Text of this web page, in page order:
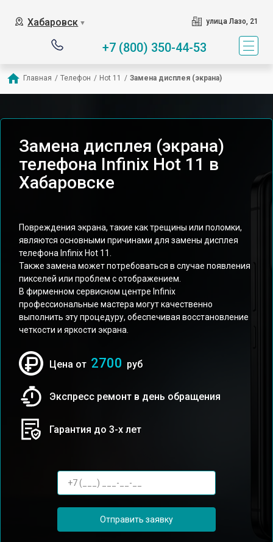
Хабаровск ▼ улица Лазо, 21
+7 (800) 350-44-53
Главная / Телефон / Hot 11 / Замена дисплея (экрана)
Замена дисплея (экрана)
телефона Infinix Hot 11 в
Хабаровске
Повреждения экрана, такие как трещины или поломки,
являются основными причинами для замены дисплея
телефона Infinix Hot 11.
Также замена может потребоваться в случае появления
пикселей или проблем с отображением.
В фирменном сервисном центре Infinix
профессиональные мастера могут качественно
выполнить эту процедуру, обеспечивая восстановление
четкости и яркости экрана.
Цена от 2700 руб
Экспресс ремонт в день обращения
Гарантия до 3-х лет
Отправить заявку